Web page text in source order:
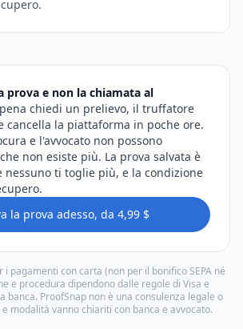
prova e non la chiamata al
chiedi un prelievo, il truffatore
cancella la piattaforma in poche ore.
e l'avvocato non possono
non esiste più. La prova salvata è
nessuno ti toglie più, e la condizione
la prova adesso, da 4,99 $
i pagamenti con carta (non per il bonifico SEPA né
e procedura dipendono dalle regole di Visa e
banca. ProofSnap non è una consulenza legale o
modalità vanno chiariti con banca e avvocato.